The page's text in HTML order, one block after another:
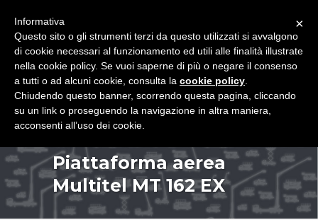
Piattaforma aerea
Multitel MT 162 EX
×
Informativa
Questo sito o gli strumenti terzi da questo utilizzati si avvalgono
di cookie necessari al funzionamento ed utili alle finalità illustrate
nella cookie policy. Se vuoi saperne di più o negare il consenso
a tutti o ad alcuni cookie, consulta la cookie policy
Chiudendo questo banner, scorrendo questa pagina, cliccando
su un link o proseguendo la navigazione in altra maniera,
acconsenti all’uso dei cookie.